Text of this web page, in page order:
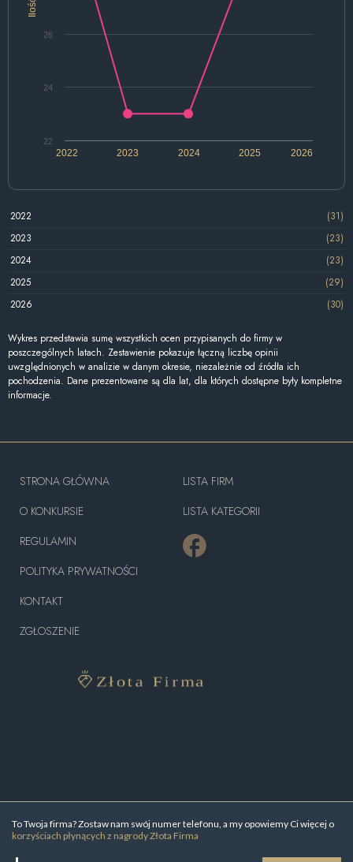
Ilość
2022 2024 2026
2023 2025
22
24
26
2022
(31)
2023
(23)
2024
(23)
2025
(29)
2026
(30)
Wykres przedstawia sumę wszystkich ocen przypisanych do firmy w
poszczególnych latach. Zestawienie pokazuje łączną liczbę opinii
uwzględnionych w analizie w danym okresie, niezależnie od źródła ich
pochodzenia. Dane prezentowane są dla lat, dla których dostępne były kompletne
informacje.
To Twoja firma? Zostaw nam swój numer telefonu, a my opowiemy Ci więcej o
korzyściach płynących z nagrody Złota Firma
STRONA GŁÓWNA
O KONKURSIE
REGULAMIN
POLITYKA PRYWATNOŚCI
KONTAKT
ZGŁOSZENIE
LISTA FIRM
LISTA KATEGORII